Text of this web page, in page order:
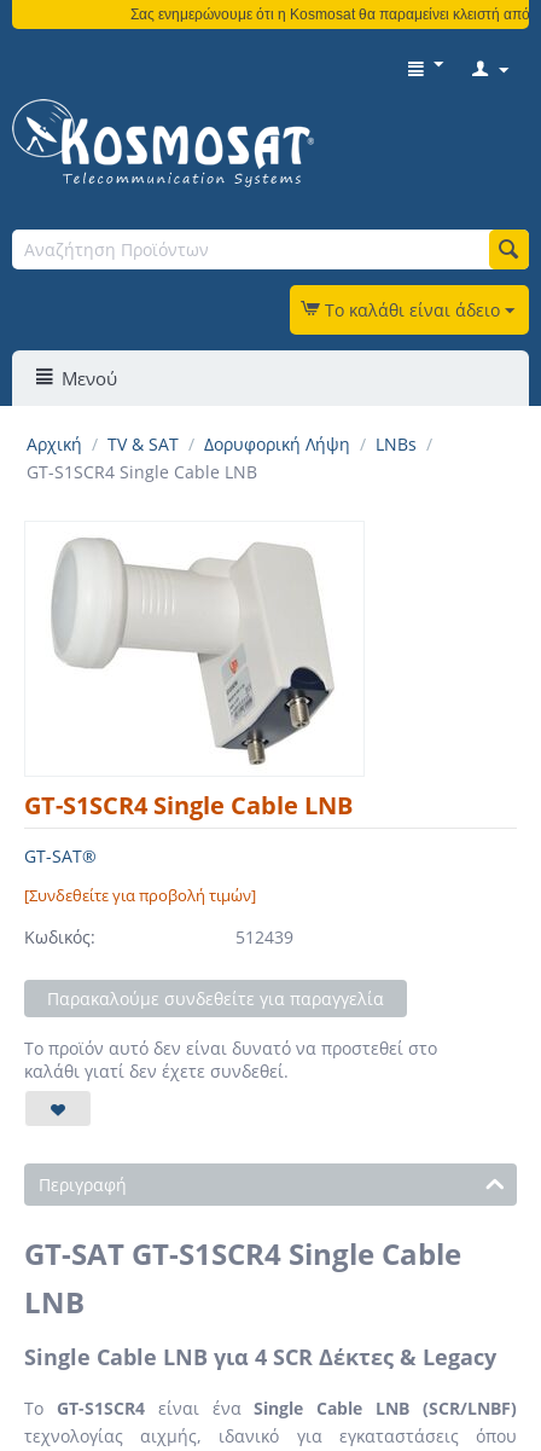
Σας ενημερώνουμε ότι η Kosmosat θα παραμείνει κλειστή από
Το καλάθι είναι άδειο
Μενού
Αρχική / TV & SAT / Δορυφορική Λήψη / LNBs /
GT-S1SCR4 Single Cable LNB
GT-S1SCR4 Single Cable LNB
GT-SAT®
[Συνδεθείτε για προβολή τιμών]
Κωδικός: 512439
Παρακαλούμε συνδεθείτε για παραγγελία
Το προϊόν αυτό δεν είναι δυνατό να προστεθεί στο
καλάθι γιατί δεν έχετε συνδεθεί.
Περιγραφή
GT-SAT GT-S1SCR4 Single Cable
LNB
Single Cable LNB για 4 SCR Δέκτες & Legacy
Το GT-S1SCR4είναι έναSingle Cable LNB (SCR/LNBF)
τεχνολογίας αιχμής, ιδανικό για εγκαταστάσεις όπου